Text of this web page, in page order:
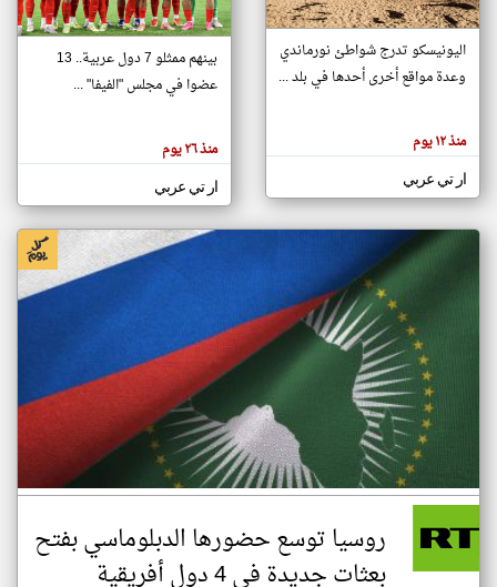
تغيير الدولة
اخبار جزر القمر على مدار الساعة
أهم اخبار جزر القمر العاجلة والمباشرة
هنا عن
وجهة
كاتبيها.
اليونيسكو تدرج شواطئ نورماندي
وعدة مواقع أخرى أحدها في بلد ...
منذ ١٢ يوم
ار تي عربي
بينهم ممثلو 7 دول عربية.. 13
عضوا في مجلس "الفيفا" ...
منذ ٢٦ يوم
ار تي عربي
روسيا توسع حضورها الدبلوماسي بفتح
بعثات جديدة في 4 دول أفريقية
klyoum.com